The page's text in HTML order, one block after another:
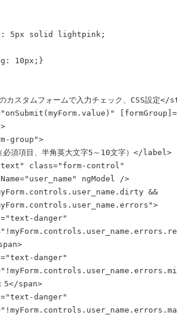
5px solid lightpink;
10px;}
スタムフォームで入力チェック、CSS設定</
group">
須項目、半角英大文字5～10文字）</label>
class="form-control"
ngModel />
&&
danger"
danger"
5</span>
danger"